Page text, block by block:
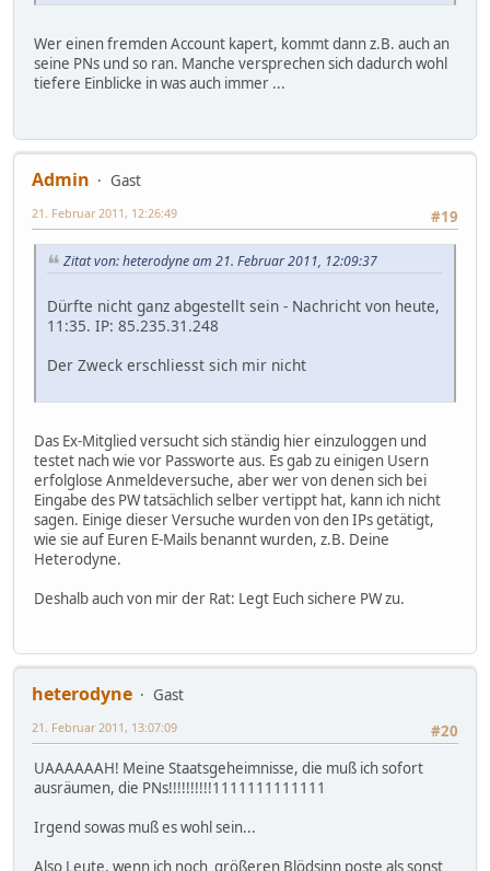
Wer einen fremden Account kapert, kommt dann z.B. auch an
seine PNs und so ran. Manche versprechen sich dadurch wohl
tiefere Einblicke in was auch immer ...
Admin
Gast
#19
21. Februar 2011, 12:26:49
Zitat von: heterodyne am 21. Februar 2011, 12:09:37
Dürfte nicht ganz abgestellt sein - Nachricht von heute,
11:35. IP: 85.235.31.248
Der Zweck erschliesst sich mir nicht
Das Ex-Mitglied versucht sich ständig hier einzuloggen und
testet nach wie vor Passworte aus. Es gab zu einigen Usern
erfolglose Anmeldeversuche, aber wer von denen sich bei
Eingabe des PW tatsächlich selber vertippt hat, kann ich nicht
sagen. Einige dieser Versuche wurden von den IPs getätigt,
wie sie auf Euren E-Mails benannt wurden, z.B. Deine
Heterodyne.
Deshalb auch von mir der Rat: Legt Euch sichere PW zu.
heterodyne
Gast
#20
21. Februar 2011, 13:07:09
UAAAAAAH! Meine Staatsgeheimnisse, die muß ich sofort
ausräumen, die PNs!!!!!!!!!!1111111111111
Irgend sowas muß es wohl sein...
Also Leute, wenn ich noch größeren Blödsinn poste als sonst